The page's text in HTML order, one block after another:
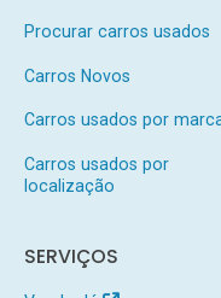
Procurar carros usados
Carros Novos
Carros usados por
Carros usados por
localização
SERVIÇOS